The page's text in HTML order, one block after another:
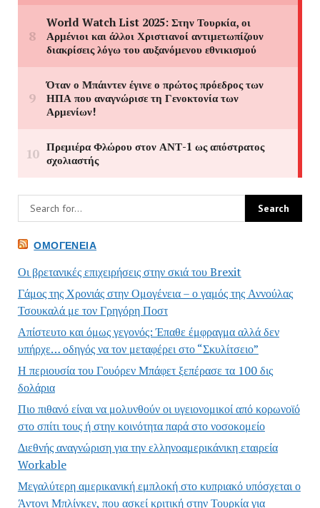
ΟΜΟΓΈΝΕΙΑ
Οι βρετανικές επιχειρήσεις στην σκιά του Brexit
Γάμος της Χρονιάς στην Ομογένεια – ο γαμός της Αννούλας
Τσουκαλά με τον Γρηγόρη Ποστ
Απίστευτο και όμως γεγονός: Έπαθε έμφραγμα αλλά δεν
υπήρχε… οδηγός να τον μεταφέρει στο “Σκυλίτσειο”
Η περιουσία του Γουόρεν Μπάφετ ξεπέρασε τα 100 δις
δολάρια
Πιο πιθανό είναι να μολυνθούν οι υγειονομικοί από κορωνοϊό
στο σπίτι τους ή στην κοινότητα παρά στο νοσοκομείο
Διεθνής αναγνώριση για την ελληνοαμερικάνικη εταιρεία
Workable
Μεγαλύτερη αμερικανική εμπλοκή στο κυπριακό υπόσχεται ο
Άντονι Μπλίνκεν, που ασκεί κριτική στην Τουρκία για